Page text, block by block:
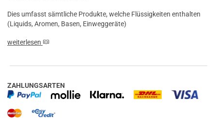
Dies umfasst sämtliche Produkte, welche Flüssigkeiten enthalten
(Liquids, Aromen, Basen, Einweggeräte)
weiterlesen
ZAHLUNGSARTEN